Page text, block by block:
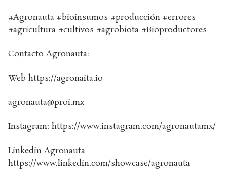
#Agronauta #bioinsumos #producción #errores
#agricultura #cultivos #agrobiota #Bioproductores
Contacto Agronauta:
Web https://agronaita.io
agronauta@proi.mx
Instagram: https://www.instagram.com/agronautamx/
Linkedin Agronauta
https://www.linkedin.com/showcase/agronauta